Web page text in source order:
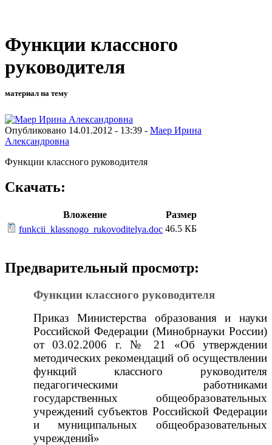
Функции классного
руководителя
материал на тему
Опубликовано 14.01.2012 - 13:39 - Маер Ирина
Александровна
Функции классного руководителя
Скачать:
Вложение
Размер
funkcii_klassnogo_rukovoditelya.doc 46.5 КБ
Предварительный просмотр:
Функции классного руководителя
Приказ Министерства образования и науки
Российской Федерации (Минобрнауки России)
от 03.02.2006 г. № 21 «Об утверждении
методических рекомендаций об осуществлении
функций классного руководителя
педагогическими работниками
государственных общеобразовательных
учреждений субъектов Российской Федерации
и муниципальных общеобразовательных
учреждений»